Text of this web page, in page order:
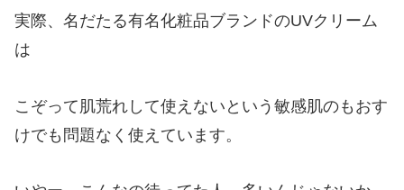
実際、名だたる有名化粧品ブランドのUVクリーム
は
こぞって肌荒れして使えないという敏感肌のもおす
けでも問題なく使えています。